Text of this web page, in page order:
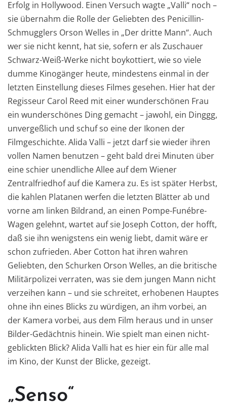
Erfolg in Hollywood. Einen Versuch wagte „Valli“ noch –
sie übernahm die Rolle der Geliebten des Penicillin-
Schmugglers Orson Welles in „Der dritte Mann“. Auch
wer sie nicht kennt, hat sie, sofern er als Zuschauer
Schwarz-Weiß-Werke nicht boykottiert, wie so viele
dumme Kinogänger heute, mindestens einmal in der
letzten Einstellung dieses Filmes gesehen. Hier hat der
Regisseur Carol Reed mit einer wunderschönen Frau
ein wunderschönes Ding gemacht – jawohl, ein Dinggg,
unvergeßlich und schuf so eine der Ikonen der
Filmgeschichte. Alida Valli – jetzt darf sie wieder ihren
vollen Namen benutzen – geht bald drei Minuten über
eine schier unendliche Allee auf dem Wiener
Zentralfriedhof auf die Kamera zu. Es ist später Herbst,
die kahlen Platanen werfen die letzten Blätter ab und
vorne am linken Bildrand, an einen Pompe-Funébre-
Wagen gelehnt, wartet auf sie Joseph Cotton, der hofft,
daß sie ihn wenigstens ein wenig liebt, damit wäre er
schon zufrieden. Aber Cotton hat ihren wahren
Geliebten, den Schurken Orson Welles, an die britische
Militärpolizei verraten, was sie dem jungen Mann nicht
verzeihen kann – und sie schreitet, erhobenen Hauptes
ohne ihn eines Blicks zu würdigen, an ihm vorbei, an
der Kamera vorbei, aus dem Film heraus und in unser
Bilder-Gedächtnis hinein. Wie spielt man einen nicht-
geblickten Blick? Alida Valli hat es hier ein für alle mal
im Kino, der Kunst der Blicke, gezeigt.
„Senso“